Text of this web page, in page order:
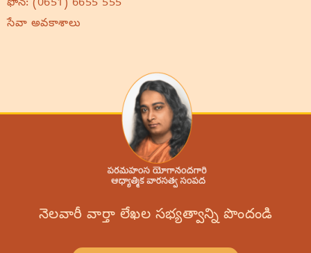
ఫోన్: (0651) 6655 555
సేవా అవకాశాలు
నెలవారీ వార్తా లేఖల సభ్యత్వాన్ని పొందండి